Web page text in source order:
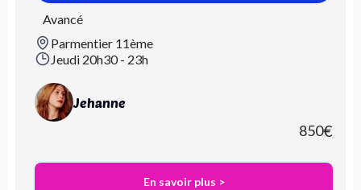
Avancé
Parmentier 11ème
Jeudi 20h30 - 23h
Jehanne
850€
En savoir plus >